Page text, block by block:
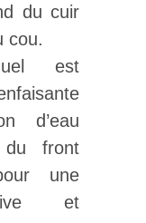
du cuir
cou.
est
d’eau
front
une
et